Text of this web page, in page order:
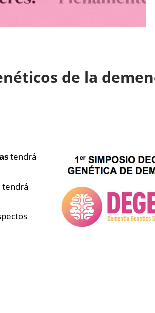
de la
tendrá
tendrá